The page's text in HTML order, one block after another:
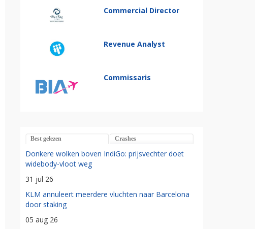
Commercial Director
Revenue Analyst
Commissaris
Best gelezen Crashes
Donkere wolken boven IndiGo: prijsvechter doet
widebody-vloot weg
31 jul 26
KLM annuleert meerdere vluchten naar Barcelona
door staking
05 aug 26